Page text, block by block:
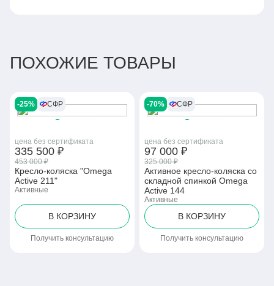
ПОХОЖИЕ ТОВАРЫ
-25% СФР
цена без сертификата
335 500 ₽
453 000 ₽
Кресло-коляска "Omega
Active 211"
Активные
В КОРЗИНУ
Получить консультацию
-70% СФР
цена без сертификата
97 000 ₽
325 000 ₽
Активное кресло-коляcка со
складной спинкой Omega
Active 144
Активные
В КОРЗИНУ
Получить консультацию